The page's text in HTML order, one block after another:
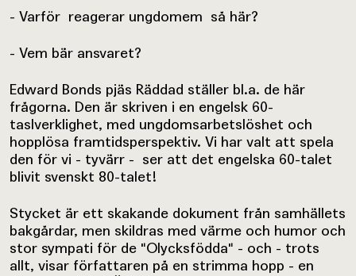
- Varför reagerar ungdomem så här?
- Vem bär ansvaret?
Edward Bonds pjäs Räddad ställer bl.a. de här
frågorna. Den är skriven i en engelsk 60-
taslverklighet, med ungdomsarbetslöshet och
hopplösa framtidsperspektiv. Vi har valt att spela
den för vi - tyvärr - ser att det engelska 60-talet
blivit svenskt 80-talet!
Stycket är ett skakande dokument från samhällets
bakgårdar, men skildras med värme och humor och
stor sympati för de "Olycksfödda" - och - trots
allt, visar författaren på en strimma hopp - en